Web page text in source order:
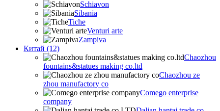
Schiavon
Sibania
Tiche
Venturi arte
Zampiva
Китай (12)
Chaozhou
fountains&statues making co.ltd
Chaozhou ze
zhou manufactory co
Comego enterprise
company